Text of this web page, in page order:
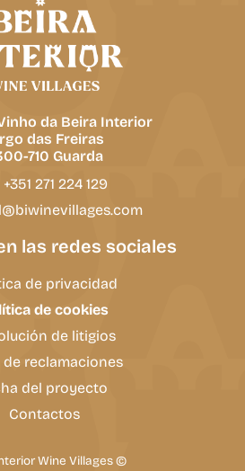
da Beira Interior
das Freiras
710 Guarda
+351 271 224 129
las redes sociales
de privacidad
de cookies
de litigios
de reclamaciones
del proyecto
Contactos
Wine Villages ©